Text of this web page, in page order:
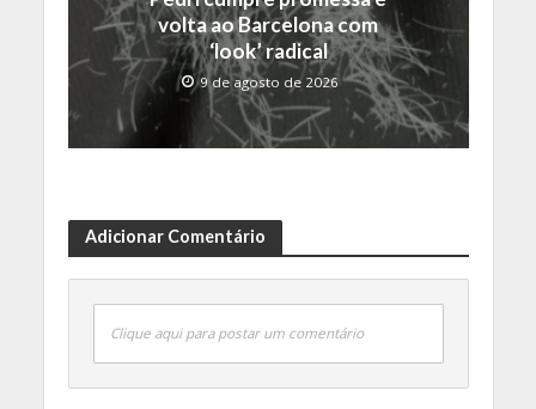
volta ao Barcelona com
‘look’ radical
9 de agosto de 2026
Adicionar Comentário
Clique aqui para postar um comentário